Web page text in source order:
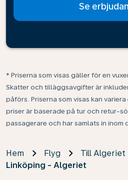
Se
* Priserna som visas gäller för en
Skatter och tilläggsavgifter är
påförs. Priserna som visas kan
priser är baserade på tur och retur-
passagerare och har samlats in inom
Hem Flyg
Till Algeriet
Linköping - Algeriet